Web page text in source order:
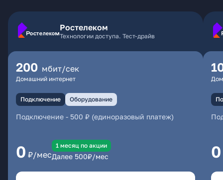
Ростелеком
Технологии доступа. Тест-драйв
200 мбит/сек
Домашний интернет
Подключение Оборудование
Подключение - 500 ₽ (единоразовый платеж)
0 ₽/мес
1 месяц по акции
Далее 500₽/мес 0